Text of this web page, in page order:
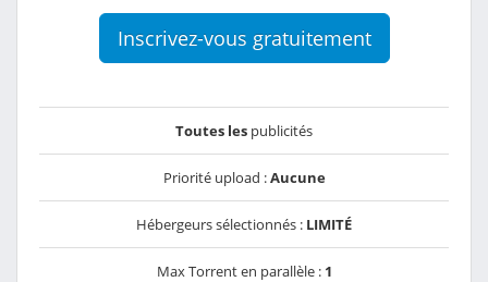
Inscrivez-vous gratuitement
Toutes les publicités
Priorité upload :Aucune
Hébergeurs sélectionnés : LIMITÉ
Max Torrent en parallèle : 1